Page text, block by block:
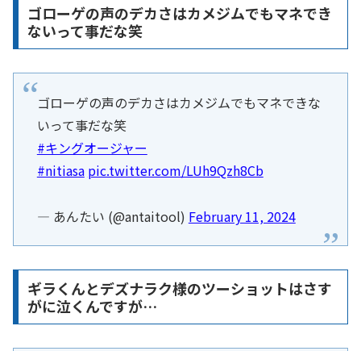
ゴローゲの声のデカさはカメジムでもマネでき
ないって事だな笑
ゴローゲの声のデカさはカメジムでもマネできな
いって事だな笑
#キングオージャー
#nitiasa pic.twitter.com/LUh9Qzh8Cb
— あんたい (@antaitool) February 11, 2024
ギラくんとデズナラク様のツーショットはさす
がに泣くんですが…